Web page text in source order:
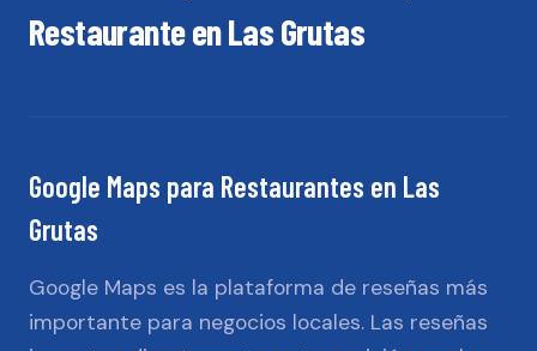
RestauranteenLas Grutas
Google Maps para Restaurantes en Las
Grutas
Google Maps es la plataforma de reseñas más
importante para negocios locales. Las reseñas